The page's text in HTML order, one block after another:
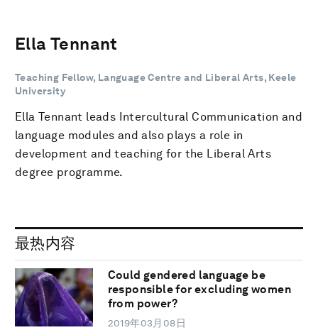
Ella Tennant
Teaching Fellow, Language Centre and Liberal Arts, Keele
University
Ella Tennant leads Intercultural Communication and
language modules and also plays a role in
development and teaching for the Liberal Arts
degree programme.
最热内容
Could gendered language be
responsible for excluding women
from power?
2019年03月08日